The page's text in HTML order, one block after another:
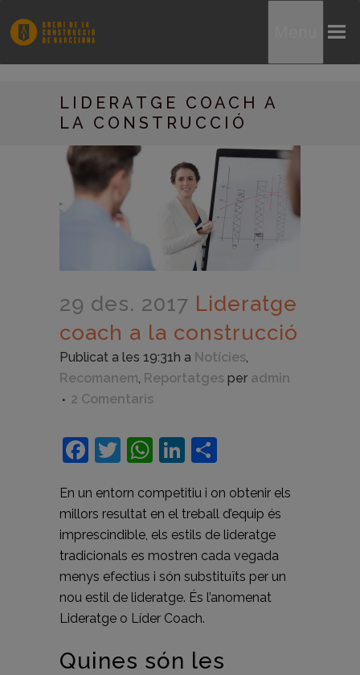
LIDERATGE COACH A
LA CONSTRUCCIÓ
29 des. 2017 Lideratge
coach a la construcció
Publicat a les 19:31h a Notícies,
Recomanem, Reportatges per admin
2 Comentaris
Facebook
Twitter
WhatsApp
LinkedIn
En un entorn competitiu i on obtenir els
millors resultat en el treball d’equip és
imprescindible, els estils de lideratge
tradicionals es mostren cada vegada
menys efectius i són substituïts per un
nou estil de lideratge. És l’anomenat
Lideratge o Líder Coach.
Quines són les